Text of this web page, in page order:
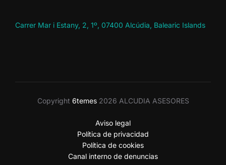
Carrer Mar i Estany, 2, 1º, 07400 Alcúdia, Balearic Islands
Copyright 6temes2026 ALCUDIA ASESORES
Aviso legal
Política de privacidad
Política de cookies
Canal interno de denuncias